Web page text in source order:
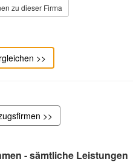
zu dieser Firma
>>
>>
- sämtliche Leistungen